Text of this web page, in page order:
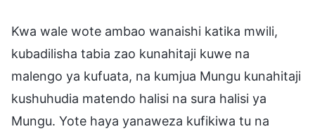
Kwa wale wote ambao wanaishi katika mwili,
kubadilisha tabia zao kunahitaji kuwe na
malengo ya kufuata, na kumjua Mungu kunahitaji
kushuhudia matendo halisi na sura halisi ya
Mungu. Yote haya yanaweza kufikiwa tu na